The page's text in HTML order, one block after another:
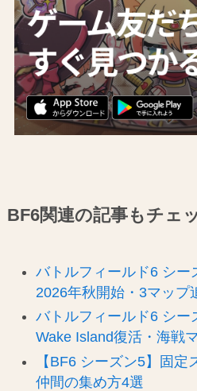
BF6関連の記事もチェ
バトルフィールド6 シー
2026年秋開始・3マップ
バトルフィールド6 シー
Wake Island復活・海戦
【BF6 シーズン5】固定
仲間の集め方4選